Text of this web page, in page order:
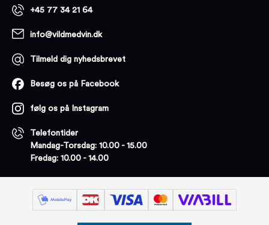
+45 77 34 21 64
info@vildmedvin.dk
Tilmeld dig nyhedsbrevet
Besøg os på Facebook
følg os på Instagram
Telefontider
Mandag-Torsdag: 10.00 - 15.00
Fredag: 10.00 - 14.00